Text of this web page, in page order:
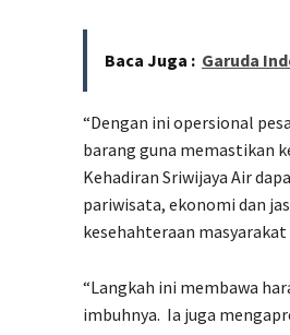
Baca Juga : Garuda
“Dengan ini opersional
barang guna memastikan
Kehadiran Sriwijaya Air
pariwisata, ekonomi dan
kesehahteraan masyarakat
“Langkah ini membawa
imbuhnya. Ia juga